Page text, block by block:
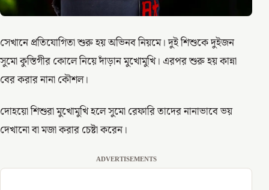
সেখানে প্রতিযোগিতা শুরু হয় অভিনব নিয়মে। দুই শিশুকে দুইজন
সুমো কুস্তিগীর কোলে নিয়ে দাঁড়ান মুখোমুখি। এরপর শুরু হয় কান্না
বের করার নানা কৌশল।
দোহয়ো শিশুরা মুখোমুখি হলে সুমো রেফারি তাদের নানাভাবে ভয়
দেখানো বা মজা করার চেষ্টা করেন।
ADVERTISEMENTS